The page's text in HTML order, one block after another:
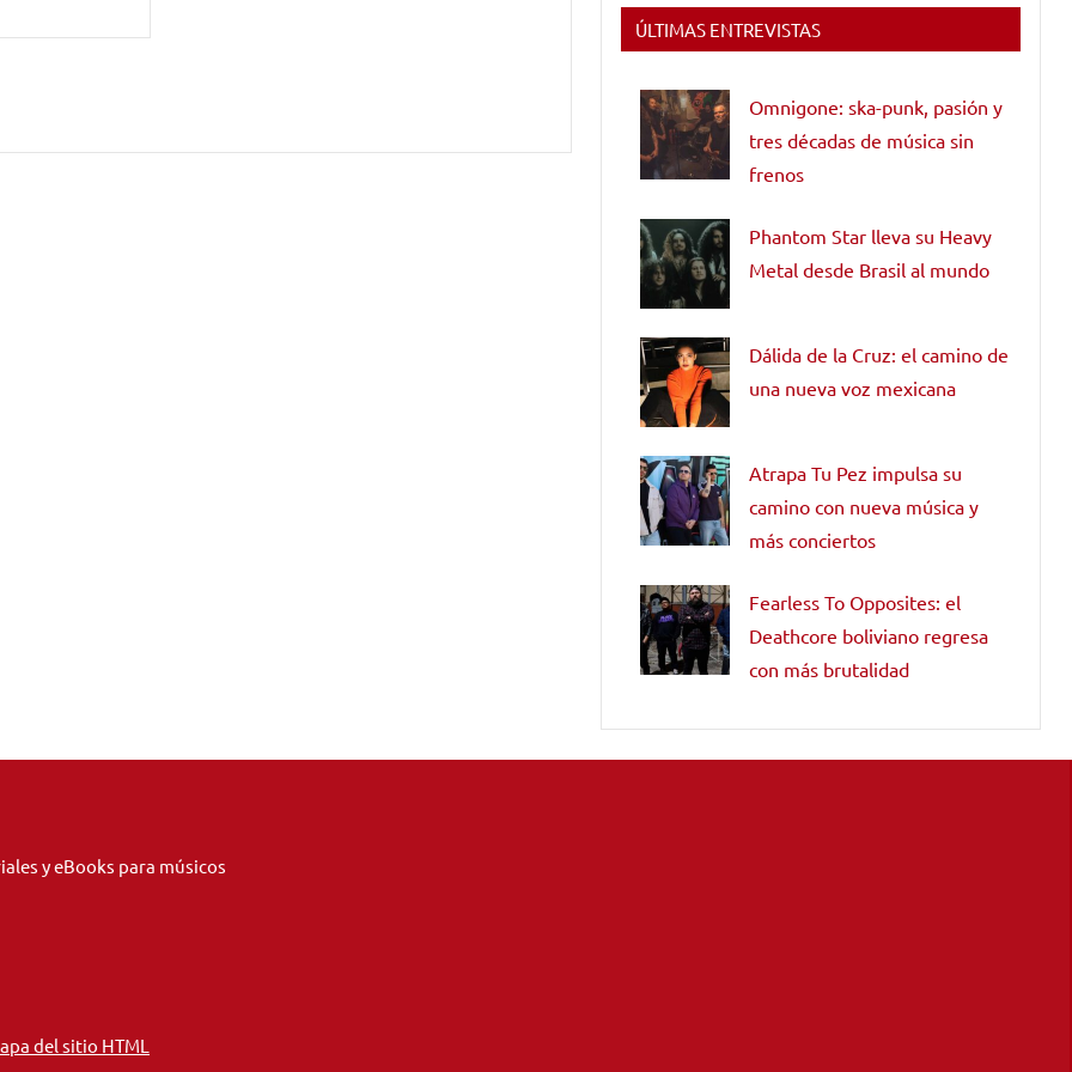
ÚLTIMAS ENTREVISTAS
Omnigone: ska-punk, pasión y
tres décadas de música sin
frenos
Phantom Star lleva su Heavy
Metal desde Brasil al mundo
Dálida de la Cruz: el camino de
una nueva voz mexicana
Atrapa Tu Pez impulsa su
camino con nueva música y
más conciertos
Fearless To Opposites: el
Deathcore boliviano regresa
con más brutalidad
y eBooks para músicos
del sitio HTML